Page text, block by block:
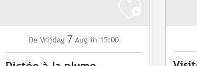
De Vrijdag 7 Aug in 15:00